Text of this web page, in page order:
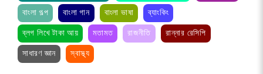
বাংলা গল্প
বাংলা গান বাংলা ভাষা
ব্যাংকিং
ব্লগ লিখে টাকা আয়
মতামত রাজনীতি
রান্নার রেসিপি
সাধারণ জ্ঞান
স্বাস্থ্য